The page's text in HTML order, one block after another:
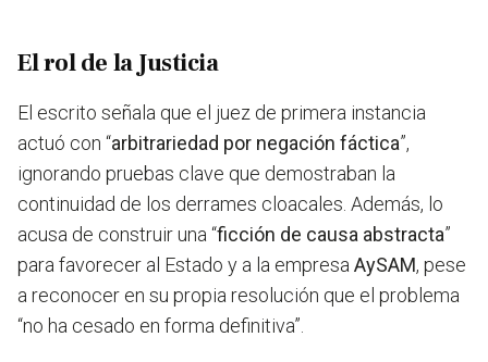
El rol de la Justicia
El escrito señala que el juez de primera instancia
actuó con “arbitrariedad por negación fáctica”,
ignorando pruebas clave que demostraban la
continuidad de los derrames cloacales. Además, lo
acusa de construir una “ficción de causa abstracta”
para favorecer al Estado y a la empresaAySAM, pese
a reconocer en su propia resolución que el problema
“no ha cesado en forma definitiva”.